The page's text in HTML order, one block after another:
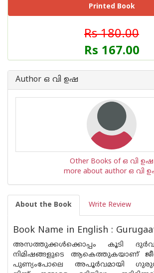
Printed Book
Rs 180.00
Rs 167.00
Author ഒ വി ഉഷ
Other Books of ഒ വി ഉഷ
more about author ഒ വി
About the Book Write Review
Book Name in English :
അസത്തുക്കൾക്കൊപ്പം കൂടി
നിമിഷങ്ങളുടെ ആകെത്തുകയാണ്
പുണ്യംപോലെ അപൂർവമായി